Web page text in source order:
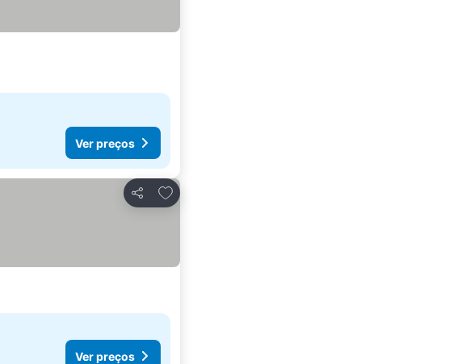
Ver preços
Partilhar
Adicionar aos favoritos
Ver preços